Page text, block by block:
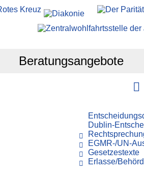
Beratungsangebote
Dublin-
EGMR-/UN-
Gesetzestexte
Erlasse/